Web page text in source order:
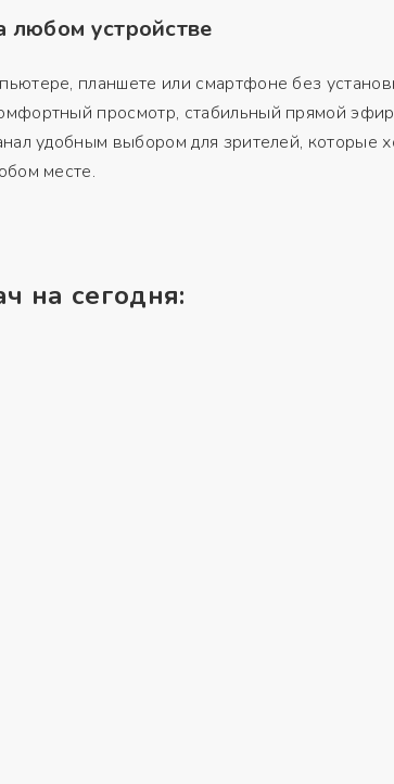
любом устройстве
планшете или смартфоне без
просмотр, стабильный прямой
удобным выбором для зрителей, которые
месте.
на сегодня: